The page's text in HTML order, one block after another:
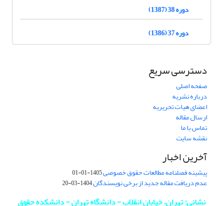
دوره 38 (1387)
دوره 37 (1386)
دسترسی سریع
صفحه اصلی
درباره نشریه
اعضای هیات تحریریه
ارسال مقاله
تماس با ما
نقشه سایت
آخرین اخبار
پیشینه فصلنامه مطالعات حقوق خصوصی1405-01-01
عدم دریافت مقاله جدید از برخی نویسندگان1404-03-20
نشانی: تهران، خیابان انقلاب - دانشگاه تهران - دانشکده حقوق